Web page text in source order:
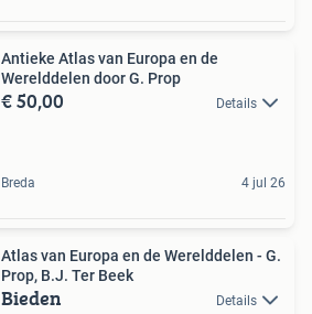
Antieke Atlas van Europa en de
Werelddelen door G. Prop
€ 50,00 Details
Breda 4 jul 26
Atlas van Europa en de Werelddelen - G.
Prop, B.J. Ter Beek
Bieden Details